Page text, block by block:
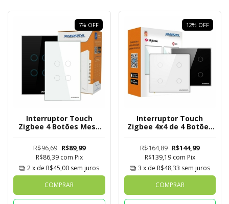
7% OFF
Interruptor Touch
Zigbee 4 Botões Mesh
R$96,69 R$89,99
R$86,39 com Pix
2x de R$45,00 sem juros
COMPRAR
12% OFF
Interruptor Touch
Zigbee 4x4 de 4 Botões
R$164,89 R$144,99
R$139,19 com Pix
3 x de R$48,33 sem juros
COMPRAR